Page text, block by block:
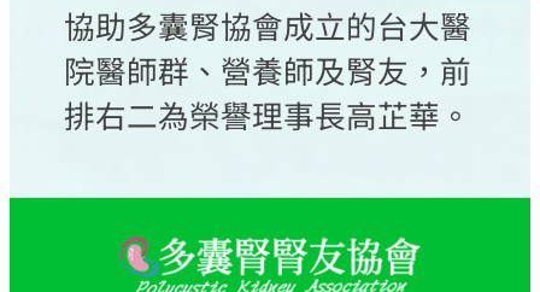
協助多囊腎協會成立的台大醫
院醫師群、營養師及腎友，前
排右二為榮譽理事長高芷華。